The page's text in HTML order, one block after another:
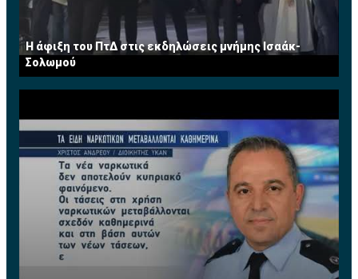
Η άφιξη του ΠτΔ στις εκδηλώσεις μνήμης Ισαάκ-
Σολωμού